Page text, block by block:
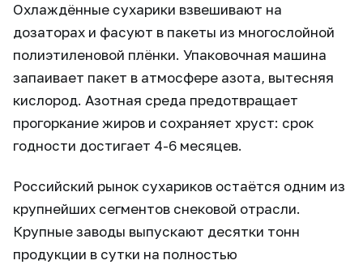
Охлаждённые сухарики взвешивают на
дозаторах и фасуют в пакеты из многослойной
полиэтиленовой плёнки. Упаковочная машина
запаивает пакет в атмосфере азота, вытесняя
кислород. Азотная среда предотвращает
прогоркание жиров и сохраняет хруст: срок
годности достигает 4-6 месяцев.
Российский рынок сухариков остаётся одним из
крупнейших сегментов снековой отрасли.
Крупные заводы выпускают десятки тонн
продукции в сутки на полностью